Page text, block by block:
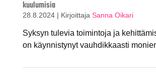
kuulumisia
28.8.2024 | Kirjoittaja Sanna Oikari
Syksyn tulevia toimintoja ja
on käynnistynyt vauhdikkaasti